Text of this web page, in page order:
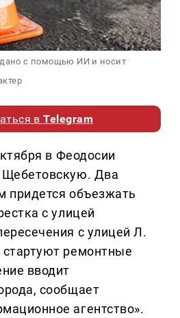
с помощью ИИ и носит
вTelegram
в Феодосии
Щебетовскую. Два
придется объезжать
с улицей
с улицей Л.
ремонтные
вводит
сообщает
агентство».